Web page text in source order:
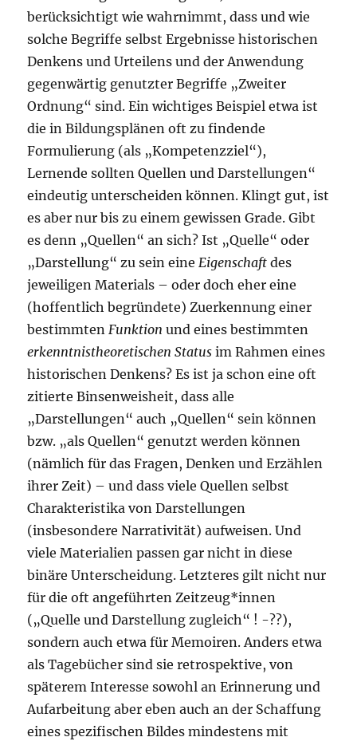
berücksichtigt wie wahrnimmt, dass und wie
solche Begriffe selbst Ergebnisse historischen
Denkens und Urteilens und der Anwendung
gegenwärtig genutzter Begriffe „Zweiter
Ordnung“ sind. Ein wichtiges Beispiel etwa ist
die in Bildungsplänen oft zu findende
Formulierung (als „Kompetenzziel“),
Lernende sollten Quellen und Darstellungen“
eindeutig unterscheiden können. Klingt gut, ist
es aber nur bis zu einem gewissen Grade. Gibt
es denn „Quellen“ an sich? Ist „Quelle“ oder
„Darstellung“ zu sein eineEigenschaft des
jeweiligen Materials – oder doch eher eine
(hoffentlich begründete) Zuerkennung einer
bestimmtenFunktion und eines bestimmten
erkenntnistheoretischen Status im Rahmen eines
historischen Denkens? Es ist ja schon eine oft
zitierte Binsenweisheit, dass alle
„Darstellungen“ auch „Quellen“ sein können
bzw. „als Quellen“ genutzt werden können
(nämlich für das Fragen, Denken und Erzählen
ihrer Zeit) – und dass viele Quellen selbst
Charakteristika von Darstellungen
(insbesondere Narrativität) aufweisen. Und
viele Materialien passen gar nicht in diese
binäre Unterscheidung. Letzteres gilt nicht nur
für die oft angeführten Zeitzeug*innen
(„Quelle und Darstellung zugleich“ ! -??),
sondern auch etwa für Memoiren. Anders etwa
als Tagebücher sind sie retrospektive, von
späterem Interesse sowohl an Erinnerung und
Aufarbeitung aber eben auch an der Schaffung
eines spezifischen Bildes mindestens mit